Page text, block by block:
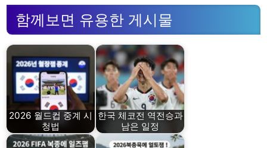
함께보면 유용한 게시물
2026 월드컵 중계 시
청법
한국 체코전 역전승과
남은 일정